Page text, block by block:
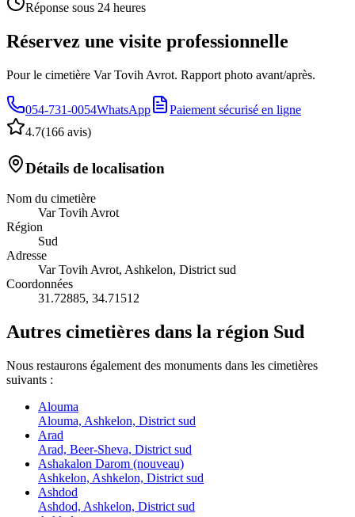
Réponse sous 24 heures
Réservez une visite professionnelle
Pour le cimetière Var Tovih Avrot. Rapport photo avant/après.
054-731-0054WhatsApp
Paiement sécurisé en ligne
4.7(166 avis)
Détails de localisation
Nom du cimetière
Var Tovih Avrot
Région
Sud
Adresse
Var Tovih Avrot, Ashkelon, District sud
Coordonnées
31.72885, 34.71512
Autres cimetières dans la région Sud
Nous restaurons également des monuments dans les cimetières
suivants :
Alouma
Alouma, Ashkelon, District sud
Arad
Arad, Beer-Sheva, District sud
Ashakalon Darom (nouveau)
Ashkelon, Ashkelon, District sud
Ashdod
Ashdod, Ashkelon, District sud